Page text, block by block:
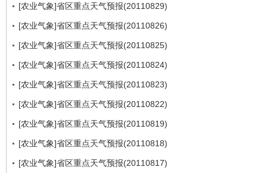
[农业气象]省区重点天气预报(20110829)
[农业气象]省区重点天气预报(20110826)
[农业气象]省区重点天气预报(20110825)
[农业气象]省区重点天气预报(20110824)
[农业气象]省区重点天气预报(20110823)
[农业气象]省区重点天气预报(20110822)
[农业气象]省区重点天气预报(20110819)
[农业气象]省区重点天气预报(20110818)
[农业气象]省区重点天气预报(20110817)